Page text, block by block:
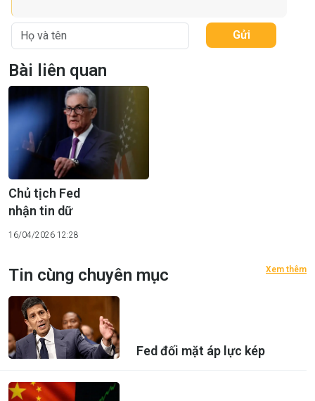
Bài liên quan
16/04/2026 12:28
Chủ tịch Fed
nhận tin dữ
Gửi
Tin cùng chuyên mục Xem thêm
Fed đối mặt áp lực kép